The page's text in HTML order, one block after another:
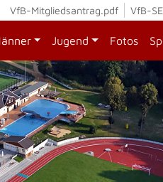
VfB-Mitgliedsantrag.pdf VfB-
Jugend Fotos